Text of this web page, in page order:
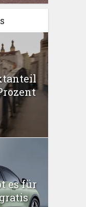
es für